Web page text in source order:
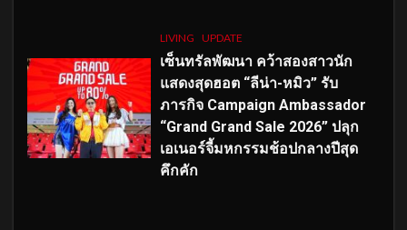
LIVING UPDATE
เซ็นทรัลพัฒนา คว้าสองสาวนัก
แสดงสุดฮอต “ลีน่า-หมิว” รับ
ภารกิจ Campaign Ambassador
“Grand Grand Sale 2026” ปลุก
เอเนอร์จี้มหกรรมช้อปกลางปีสุด
คึกคัก